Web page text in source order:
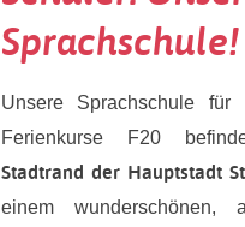
Sprachschule!
Unsere Sprachschule für
Ferienkurse F20
Stadtrand der Hauptstadt
einem wunderschönen,